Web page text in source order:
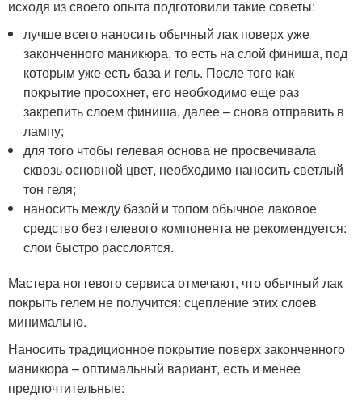
исходя из своего опыта подготовили такие советы:
лучше всего наносить обычный лак поверх уже
законченного маникюра, то есть на слой финиша, под
которым уже есть база и гель. После того как
покрытие просохнет, его необходимо еще раз
закрепить слоем финиша, далее – снова отправить в
лампу;
для того чтобы гелевая основа не просвечивала
сквозь основной цвет, необходимо наносить светлый
тон геля;
наносить между базой и топом обычное лаковое
средство без гелевого компонента не рекомендуется:
слои быстро расслоятся.
Мастера ногтевого сервиса отмечают, что обычный лак
покрыть гелем не получится: сцепление этих слоев
минимально.
Наносить традиционное покрытие поверх законченного
маникюра – оптимальный вариант, есть и менее
предпочтительные: